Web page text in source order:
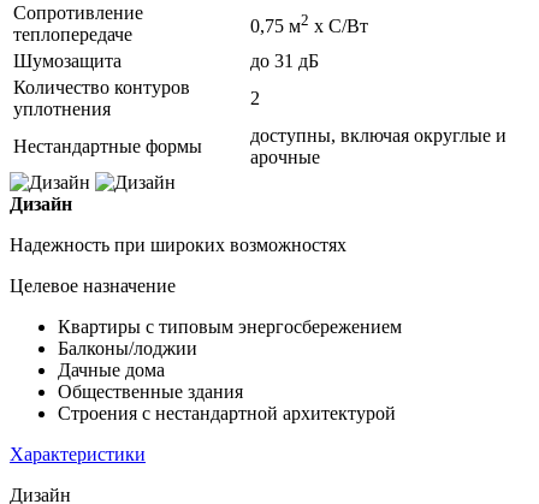
Сопротивление
теплопередаче
0,75 м2 х С/Вт
Шумозащита
до 31 дБ
Количество контуров
уплотнения
2
Нестандартные формы
доступны, включая округлые и
арочные
Дизайн
Надежность при широких возможностях
Целевое назначение
Квартиры с типовым энергосбережением
Балконы/лоджии
Дачные дома
Общественные здания
Строения с нестандартной архитектурой
Характеристики
Дизайн